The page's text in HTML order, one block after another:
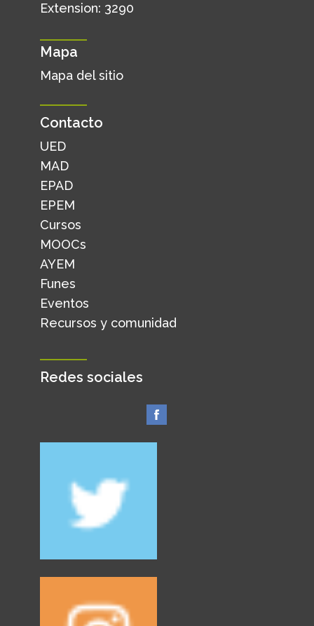
Extension: 3290
Mapa
Mapa del sitio
Contacto
UED
MAD
EPAD
EPEM
Cursos
MOOCs
AYEM
Funes
Eventos
Recursos y comunidad
Redes sociales